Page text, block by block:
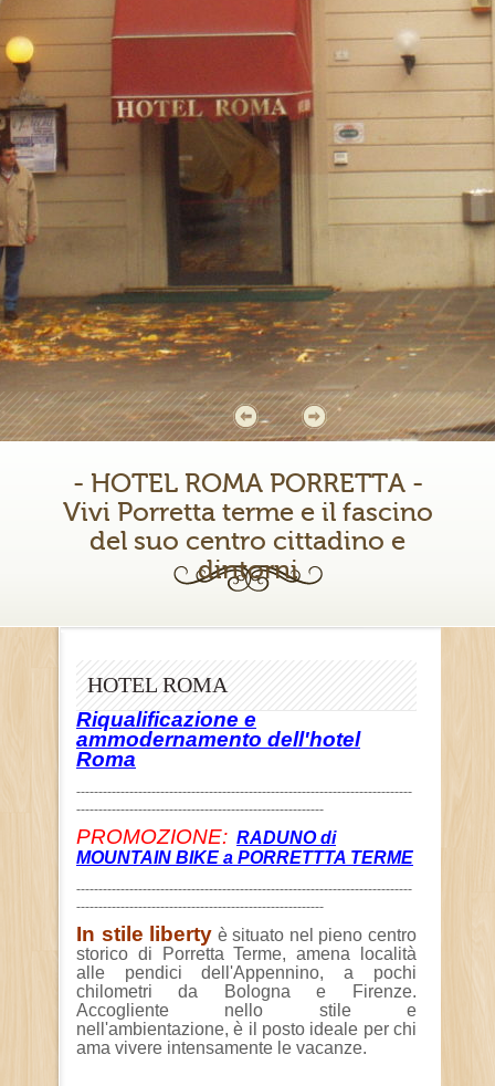
- HOTEL ROMA PORRETTA -
Vivi Porretta terme e il fascino
del suo centro cittadino e
dintorni
HOTEL ROMA
Riqualificazione e
ammodernamento dell'hotel
Roma
----------------------------------------------------------------------------
--------------------------------------------------------
PROMOZIONE: RADUNO di
MOUNTAIN BIKE a PORRETTTA TERME
----------------------------------------------------------------------------
--------------------------------------------------------
In stile liberty è situato nel pieno centro
storico di Porretta Terme, amena località
alle pendici dell'Appennino, a pochi
chilometri da Bologna e Firenze.
Accogliente nello stile e
nell'ambientazione, è il posto ideale per chi
ama vivere intensamente le vacanze.